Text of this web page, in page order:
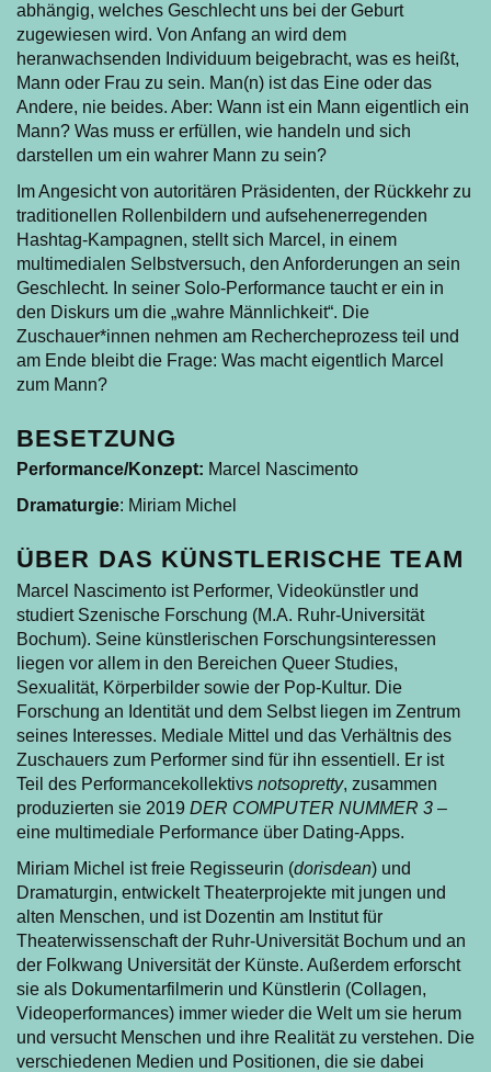
abhängig, welches Geschlecht uns bei der Geburt
zugewiesen wird. Von Anfang an wird dem
heranwachsenden Individuum beigebracht, was es heißt,
Mann oder Frau zu sein. Man(n) ist das Eine oder das
Andere, nie beides. Aber: Wann ist ein Mann eigentlich ein
Mann? Was muss er erfüllen, wie handeln und sich
darstellen um ein wahrer Mann zu sein?
Im Angesicht von autoritären Präsidenten, der Rückkehr zu
traditionellen Rollenbildern und aufsehenerregenden
Hashtag-Kampagnen, stellt sich Marcel, in einem
multimedialen Selbstversuch, den Anforderungen an sein
Geschlecht. In seiner Solo-Performance taucht er ein in
den Diskurs um die „wahre Männlichkeit“. Die
Zuschauer*innen nehmen am Rechercheprozess teil und
am Ende bleibt die Frage: Was macht eigentlich Marcel
zum Mann?
BESETZUNG
Performance/Konzept: Marcel Nascimento
Dramaturgie: Miriam Michel
ÜBER DAS KÜNSTLERISCHE TEAM
Marcel Nascimento ist Performer, Videokünstler und
studiert Szenische Forschung (M.A. Ruhr-Universität
Bochum). Seine künstlerischen Forschungsinteressen
liegen vor allem in den Bereichen Queer Studies,
Sexualität, Körperbilder sowie der Pop-Kultur. Die
Forschung an Identität und dem Selbst liegen im Zentrum
seines Interesses. Mediale Mittel und das Verhältnis des
Zuschauers zum Performer sind für ihn essentiell. Er ist
Teil des Performancekollektivs notsopretty, zusammen
produzierten sie 2019 DER COMPUTER NUMMER 3 –
eine multimediale Performance über Dating-Apps.
Miriam Michel ist freie Regisseurin (dorisdean) und
Dramaturgin, entwickelt Theaterprojekte mit jungen und
alten Menschen, und ist Dozentin am Institut für
Theaterwissenschaft der Ruhr-Universität Bochum und an
der Folkwang Universität der Künste. Außerdem erforscht
sie als Dokumentarfilmerin und Künstlerin (Collagen,
Videoperformances) immer wieder die Welt um sie herum
und versucht Menschen und ihre Realität zu verstehen. Die
verschiedenen Medien und Positionen, die sie dabei